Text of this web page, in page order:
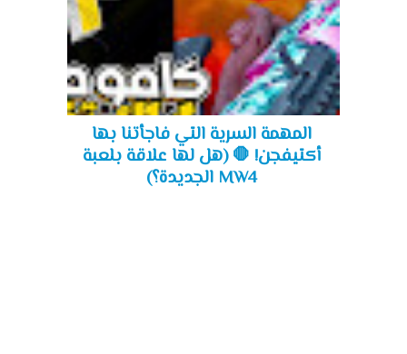
المهمة السرية التي فاجأتنا بها
أكتيفجن! 🛑 (هل لها علاقة بلعبة
MW4 الجديدة؟)